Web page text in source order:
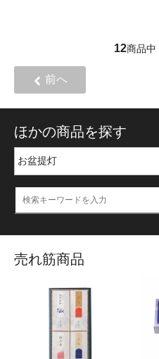
12商品中
前へ
ほかの商品を探す
売れ筋商品